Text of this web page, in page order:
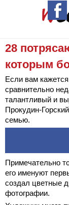
28
которым
Если вам
сравнительно
талантливый и
Прокудин-
семью.
Примечательно
его именуют
создал цветные
фотографии.